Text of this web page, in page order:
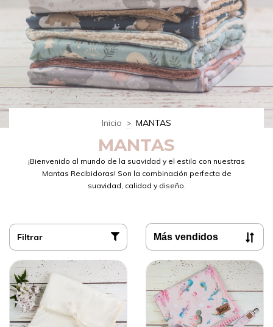
Inicio > MANTAS
MANTAS
¡Bienvenido al mundo de la suavidad y el estilo con nuestras
Mantas Recibidoras! Son la combinación perfecta de
suavidad, calidad y diseño.
Filtrar